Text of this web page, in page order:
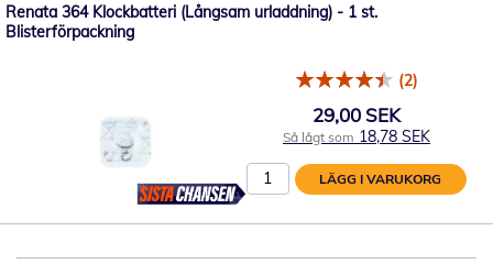
Renata 364 Klockbatteri (Långsam urladdning) - 1 st.
Blisterförpackning
(2)
29,00 SEK
Så lågt som 18,78 SEK
LÄGG I VARUKORG